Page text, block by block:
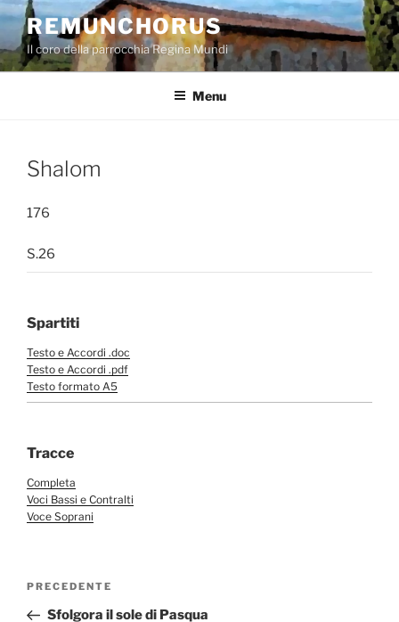
Salta
contenuto
REMUNCHORUS
Il coro della parrocchia Regina Mundi
Menu
Shalom
176
S.26
Spartiti
Testo e Accordi .doc
Testo e Accordi .pdf
Testo formato A5
Tracce
Completa
Voci Bassi e Contralti
Voce Soprani
Navigazione
Articolo
precedente:
PRECEDENTE
Sfolgora il sole di Pasqua